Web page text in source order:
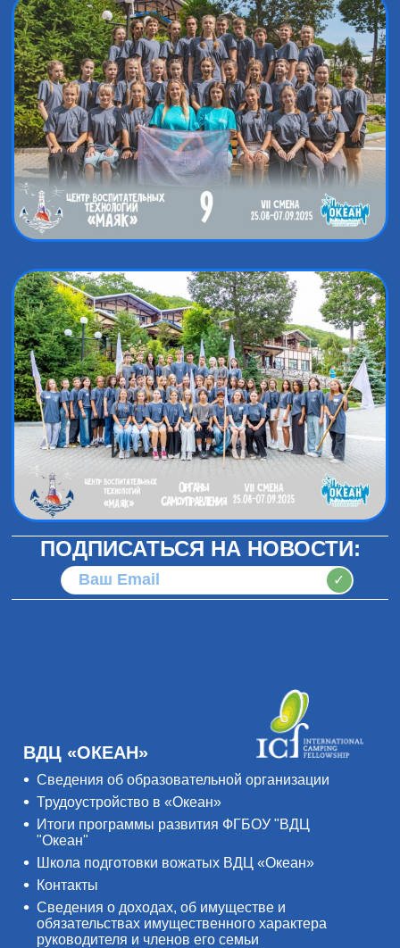
ПОДПИСАТЬСЯ НА НОВОСТИ:
✓
ВДЦ «ОКЕАН»
Сведения об образовательной организации
Трудоустройство в «Океан»
Итоги программы развития ФГБОУ "ВДЦ
"Океан"
Школа подготовки вожатых ВДЦ «Океан»
Контакты
Сведения о доходах, об имуществе и
обязательствах имущественного характера
руководителя и членов его семьи